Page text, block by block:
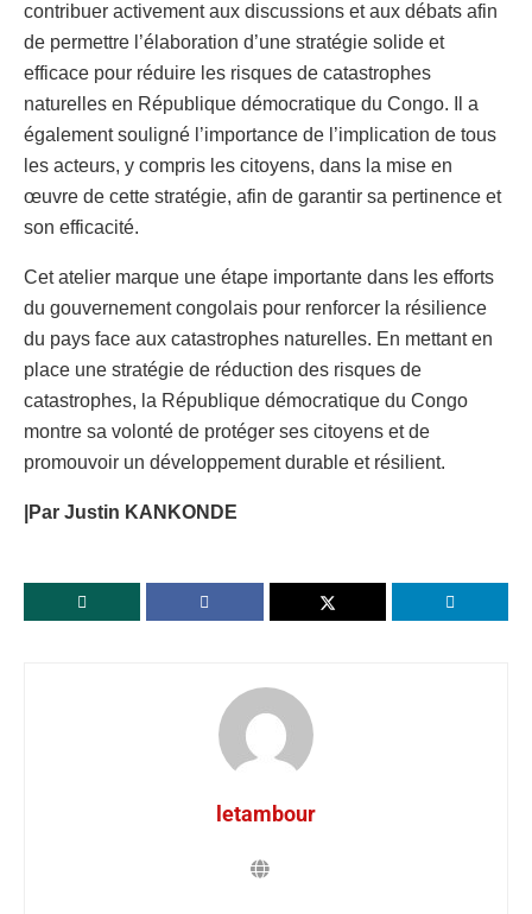
contribuer activement aux discussions et aux débats afin
de permettre l’élaboration d’une stratégie solide et
efficace pour réduire les risques de catastrophes
naturelles en République démocratique du Congo. Il a
également souligné l’importance de l’implication de tous
les acteurs, y compris les citoyens, dans la mise en
œuvre de cette stratégie, afin de garantir sa pertinence et
son efficacité.
Cet atelier marque une étape importante dans les efforts
du gouvernement congolais pour renforcer la résilience
du pays face aux catastrophes naturelles. En mettant en
place une stratégie de réduction des risques de
catastrophes, la République démocratique du Congo
montre sa volonté de protéger ses citoyens et de
promouvoir un développement durable et résilient.
|Par Justin KANKONDE
letambour